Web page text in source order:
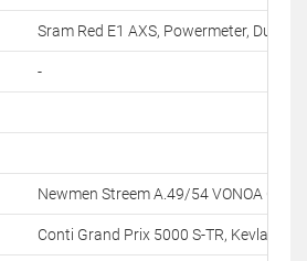
Sram Red E1 AXS, Powermeter, Dub,
-
Newmen Streem A.49/54 VONOA
Conti Grand Prix 5000 S-TR, Kevlar,